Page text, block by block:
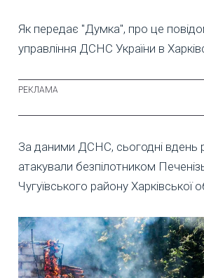
Як передає "Думка", про це
управління ДСНС України в
За даними ДСНС, сьогодні вдень
атакували безпілотником
Чугуївського району Харківської